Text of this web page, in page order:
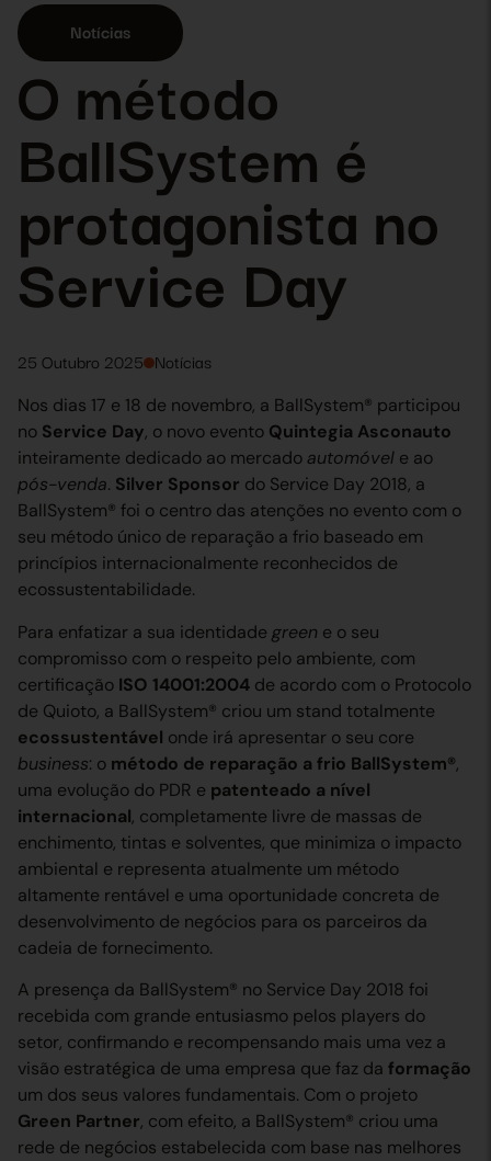
Notícias
O método
BallSystem é
protagonista no
Service Day
25 Outubro 2025 Notícias
Nos dias 17 e 18 de novembro, a BallSystem® participou
no Service Day, o novo evento Quintegia Asconauto
inteiramente dedicado ao mercado automóvel e ao
pós-venda. Silver Sponsor do Service Day 2018, a
BallSystem® foi o centro das atenções no evento com o
seu método único de reparação a frio baseado em
princípios internacionalmente reconhecidos de
ecossustentabilidade.
Para enfatizar a sua identidade green e o seu
compromisso com o respeito pelo ambiente, com
certificação ISO 14001:2004 de acordo com o Protocolo
de Quioto, a BallSystem® criou um stand totalmente
ecossustentável onde irá apresentar o seu core
business: o método de reparação a frio BallSystem®,
uma evolução do PDR e patenteado a nível
internacional, completamente livre de massas de
enchimento, tintas e solventes, que minimiza o impacto
ambiental e representa atualmente um método
altamente rentável e uma oportunidade concreta de
desenvolvimento de negócios para os parceiros da
cadeia de fornecimento.
A presença da BallSystem® no Service Day 2018 foi
recebida com grande entusiasmo pelos players do
setor, confirmando e recompensando mais uma vez a
visão estratégica de uma empresa que faz da formação
um dos seus valores fundamentais. Com o projeto
Green Partner, com efeito, a BallSystem® criou uma
rede de negócios estabelecida com base nas melhores